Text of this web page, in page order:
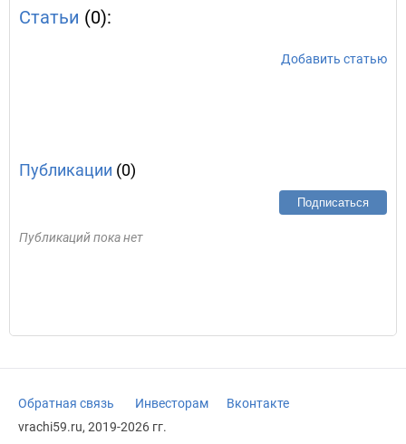
Статьи (0):
Добавить статью
Публикации (0)
Подписаться
Публикаций пока нет
Обратная связь Инвесторам
Вконтакте
vrachi59.ru, 2019-2026 гг.